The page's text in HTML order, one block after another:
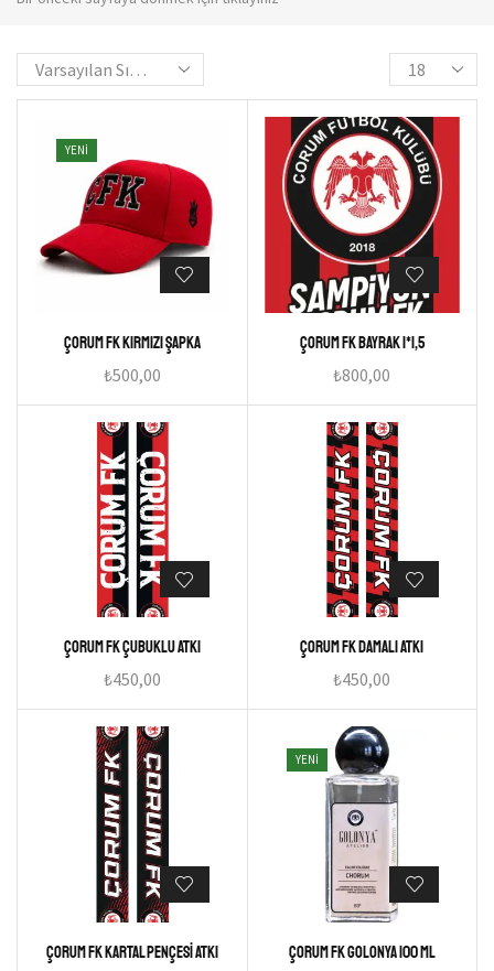
YENI
Çorum Fk Kırmızı Şapka
₺500,00
Çorum FK Bayrak 1*1,5
₺800,00
Çorum FK Çubuklu Atkı
₺450,00
Çorum FK Damalı Atkı
₺450,00
Çorum FK Kartal Pençesi Atkı
YENI
Çorum Fk Golonya 100 ml